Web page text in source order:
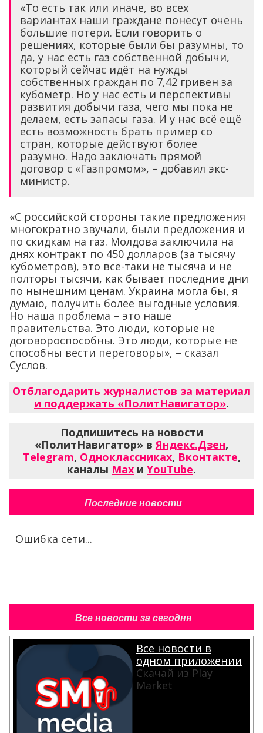
«То есть так или иначе, во всех
вариантах наши граждане понесут очень
большие потери. Если говорить о
решениях, которые были бы разумны, то
да, у нас есть газ собственной добычи,
который сейчас идёт на нужды
собственных граждан по 7,42 гривен за
кубометр. Но у нас есть и перспективы
развития добычи газа, чего мы пока не
делаем, есть запасы газа. И у нас всё ещё
есть возможность брать пример со
стран, которые действуют более
разумно. Надо заключать прямой
договор с «Газпромом», – добавил экс-
министр.
«С российской стороны такие предложения
многократно звучали, были предложения и
по скидкам на газ. Молдова заключила на
днях контракт по 450 долларов (за тысячу
кубометров), это всё-таки не тысяча и не
полторы тысячи, как бывает последние дни
по нынешним ценам. Украина могла бы, я
думаю, получить более выгодные условия.
Но наша проблема – это наше
правительства. Это люди, которые не
договороспособны. Это люди, которые не
способны вести переговоры», – сказал
Суслов.
Отблагодарить журналистов за материал
и поддержать «ПолитНавигатор».
Подпишитесь на новости
«ПолитНавигатор» вЯндекс.Дзен,
Telegram, Одноклассниках, Вконтакте,
каналы Max и YouTube.
Последние новости
Ошибка сети...
Все новости за сегодня
Все новости в
одном приложении
Скачай из Play
Market